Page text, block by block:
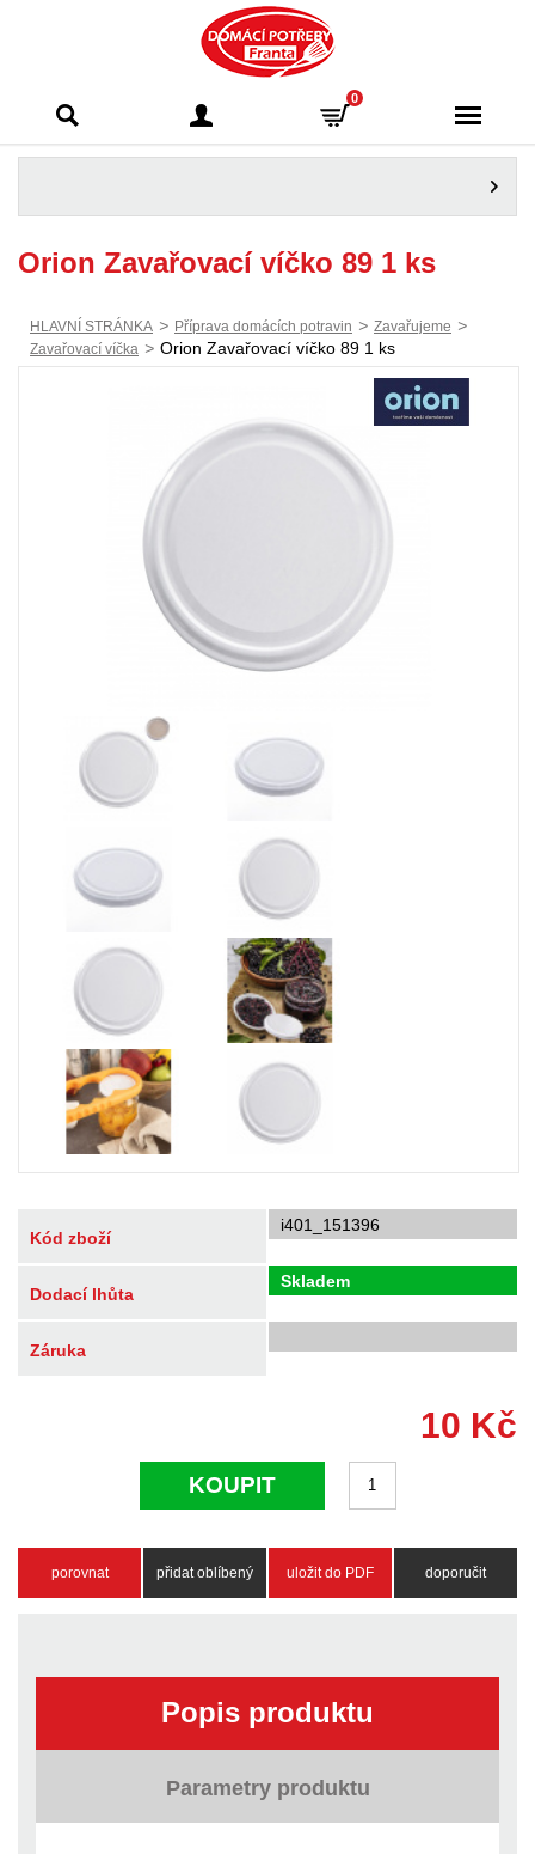
Franta - Příbram
0
Orion Zavařovací víčko 89 1 ks
HLAVNÍ STRÁNKA > Příprava domácích potravin > Zavařujeme >
Zavařovací víčka > Orion Zavařovací víčko 89 1 ks
Kód zboží
i401_151396
Dodací lhůta
Skladem
Záruka
10 Kč
KOUPIT
porovnat přidat oblíbený uložit do PDF doporučit
Popis produktu
Parametry produktu